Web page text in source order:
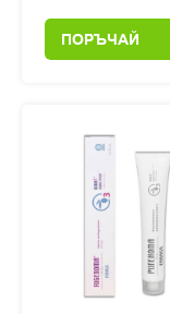
ПОРЪЧАЙ